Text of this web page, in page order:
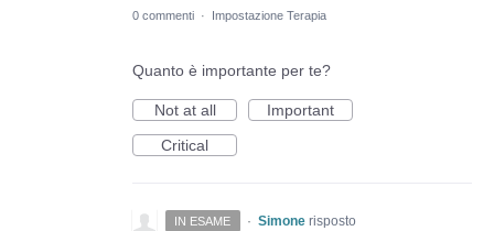
0 commenti · Impostazione Terapia
Quanto è importante per te?
Not at all
Important
Critical
IN ESAME · Simone risposto